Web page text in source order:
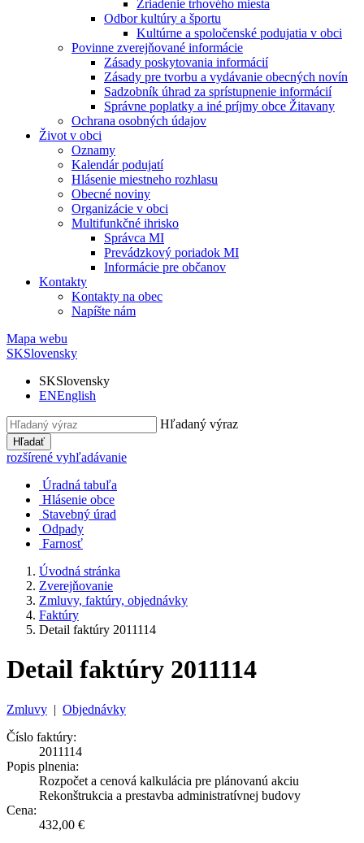
Zriadenie trhového miesta
Odbor kultúry a športu
Kultúrne a spoločenské podujatia v obci
Povinne zverejňované informácie
Zásady poskytovania informácií
Zásady pre tvorbu a vydávanie obecných novín
Sadzobník úhrad za sprístupnenie informácií
Správne poplatky a iné príjmy obce Žitavany
Ochrana osobných údajov
Život v obci
Oznamy
Kalendár podujatí
Hlásenie miestneho rozhlasu
Obecné noviny
Organizácie v obci
Multifunkčné ihrisko
Správca MI
Prevádzkový poriadok MI
Informácie pre občanov
Kontakty
Kontakty na obec
Napíšte nám
Mapa webu
SKSlovensky
SKSlovensky
ENEnglish
Hľadaný výraz
Hľadať
rozšírené vyhľadávanie
Úradná tabuľa
Hlásenie obce
Stavebný úrad
Odpady
Farnosť
Úvodná stránka
Zverejňovanie
Zmluvy, faktúry, objednávky
Faktúry
Detail faktúry 2011114
Detail faktúry 2011114
Zmluvy | Objednávky
Číslo faktúry:
2011114
Popis plnenia:
Rozpočet a cenová kalkulácia pre plánovanú akciu
Rekonštrukcia a prestavba administratívnej budovy
Cena:
432,00 €